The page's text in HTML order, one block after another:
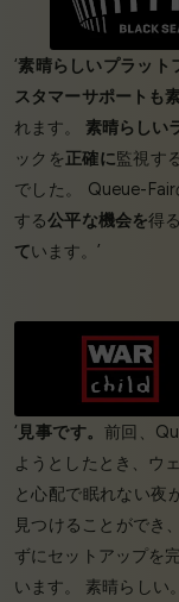
‘素晴らしいプラット
スタマーサポートも
れます。 素晴らしい
ックを正確に監視す
でした。 Queue-
する公平な機会を得
ています。’
‘ 見事です。 前回、
ようとしたとき、ウ
と心配で眠れない夜
見つけることができ、
ずにセットアップを完
います。 素晴らしい